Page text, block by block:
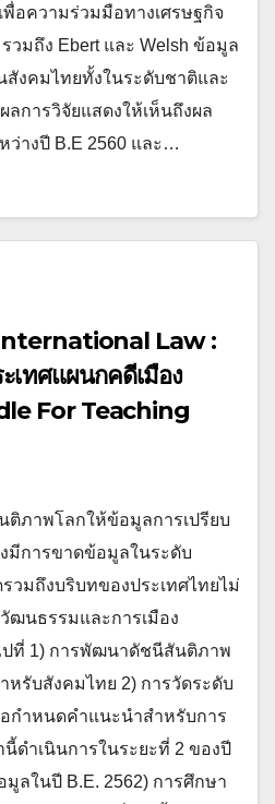
อความร่วมมือทางเศรษฐกิจ
วมถึง Ebert และ Welsh ข้อมูล
สังคมไทยทั้งในระดับชาติและ
ลการวิจัยแสดงให้เห็นถึงผล
ว่างปี B.E 2560 และ…
Law :
เทศแผนกคดีเมือง
For Teaching
ติภาพโลกให้ข้อมูลการเปรียบ
มีการขาดข้อมูลในระดับ
วมถึงบริบทของประเทศไทยไม่
ฒนธรรมและการเมือง
ปที่ 1) การพัฒนาดัชนีสันติภาพ
หรับสังคมไทย 2) การวัดระดับ
กำหนดคำแนะนำสำหรับการ
ดำเนินการในระยะที่ 2 ของปี
มูลในปี B.E. 2562) การศึกษา